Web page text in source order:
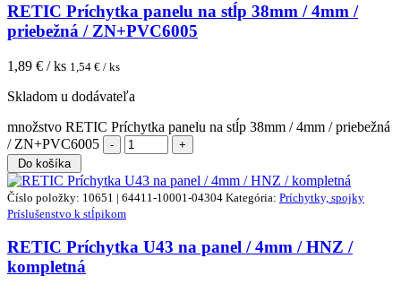
RETIC Príchytka panelu na stĺp 38mm / 4mm /
priebežná / ZN+PVC6005
1,89 € / ks 1,54 € / ks
Skladom u dodávateľa
množstvo RETIC Príchytka panelu na stĺp 38mm / 4mm / priebežná
/ ZN+PVC6005
Do košíka
Číslo položky: 10651 | 64411-10001-04304 Kategória: Príchytky, spojky
Príslušenstvo k stĺpikom
RETIC Príchytka U43 na panel / 4mm / HNZ /
kompletná